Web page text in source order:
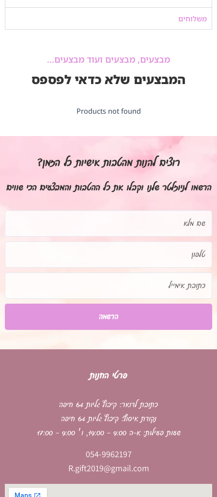
משלוחים
מבצעים, מבצעים ועוד מבצעים...
המבצעים שלא כדאי לפספס
Products not found
רוצים להנות מהטבות אישיות כל הזמן?
הרשמו לניוזלטר שלנו וקבלו את כל ההטבות והמבצעים הכי שווים
מלא
אימייל
הרשמה
פרטי החנות
כתובת לדואר: קיבוץ גליות 64 חיפה
נקודת איסוף: קיבוץ גליות 64 חיפה
שעות פעילות: א-ה 9:00 - 19:00, ו׳ 9:00 - 17:00
054-9962197
R.gift2019@gmail.com